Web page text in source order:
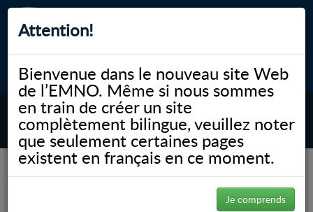
Attention!
Bienvenue dans le nouveau site Web
de l’EMNO. Même si nous sommes
en train de créer un site
complètement bilingue, veuillez noter
que seulement certaines pages
existent en français en ce moment.
Je comprends
myNOSM Accessibilité A- A+ English
MENU
NOSM.ca
Éducation